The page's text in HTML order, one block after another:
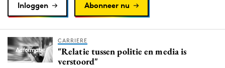
Reputatie & crisis
Inloggen Abonneer nu
CARRIERE
"Relatie tussen politie en media is
verstoord"